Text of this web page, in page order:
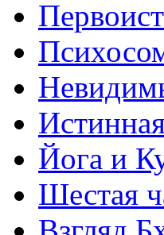
Йога и
Шестая